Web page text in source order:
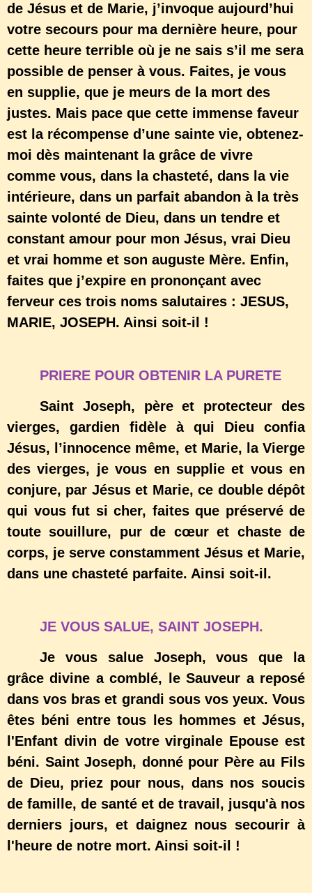
de Jésus et de Marie, j’invoque aujourd’hui
votre secours pour ma dernière heure, pour
cette heure terrible où je ne sais s’il me sera
possible de penser à vous. Faites, je vous
en supplie, que je meurs de la mort des
justes. Mais pace que cette immense faveur
est la récompense d’une sainte vie, obtenez-
moi dès maintenant la grâce de vivre
comme vous, dans la chasteté, dans la vie
intérieure, dans un parfait abandon à la très
sainte volonté de Dieu, dans un tendre et
constant amour pour mon Jésus, vrai Dieu
et vrai homme et son auguste Mère. Enfin,
faites que j’expire en prononçant avec
ferveur ces trois noms salutaires : JESUS,
MARIE, JOSEPH. Ainsi soit-il !
PRIERE POUR OBTENIR LA PURETE
Saint Joseph, père et protecteur des
vierges, gardien fidèle à qui Dieu confia
Jésus, l’innocence même, et Marie, la Vierge
des vierges, je vous en supplie et vous en
conjure, par Jésus et Marie, ce double dépôt
qui vous fut si cher, faites que préservé de
toute souillure, pur de cœur et chaste de
corps, je serve constamment Jésus et Marie,
dans une chasteté parfaite. Ainsi soit-il.
JE VOUS SALUE, SAINT JOSEPH.
Je vous salue Joseph, vous que la
grâce divine a comblé, le Sauveur a reposé
dans vos bras et grandi sous vos yeux. Vous
êtes béni entre tous les hommes et Jésus,
l'Enfant divin de votre virginale Epouse est
béni. Saint Joseph, donné pour Père au Fils
de Dieu, priez pour nous, dans nos soucis
de famille, de santé et de travail, jusqu'à nos
derniers jours, et daignez nous secourir à
l'heure de notre mort. Ainsi soit-il !